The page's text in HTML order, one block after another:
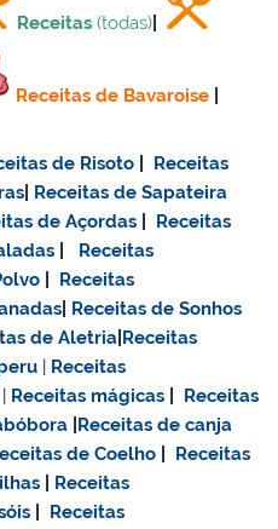
Receitas (todas)
Receitas de Bavaroise
de Risoto
Receitas
Receitas de Sapateira
de Açordas
Receitas
Receitas
Receitas
Receitas de Sonhos
de Aletria Receitas
Receitas
Receitas mágicas
Receitas
Receitas de canja
de Coelho
Receitas
Receitas
Receitas